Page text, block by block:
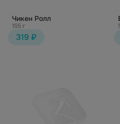
Чикен Ролл
155 г
319 ₽